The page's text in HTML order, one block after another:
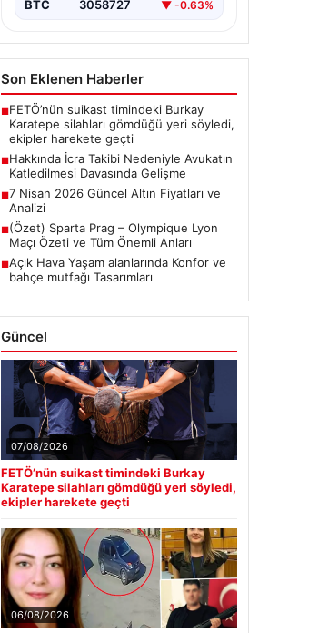
BTC 3058727 ▼ -0.63%
Son Eklenen Haberler
■FETÖ’nün suikast timindeki Burkay
Karatepe silahları gömdüğü yeri söyledi,
ekipler harekete geçti
■Hakkında İcra Takibi Nedeniyle Avukatın
Katledilmesi Davasında Gelişme
■7 Nisan 2026 Güncel Altın Fiyatları ve
Analizi
■(Özet) Sparta Prag – Olympique Lyon
Maçı Özeti ve Tüm Önemli Anları
■Açık Hava Yaşam alanlarında Konfor ve
bahçe mutfağı Tasarımları
Güncel
07/08/2026
FETÖ’nün suikast timindeki Burkay
Karatepe silahları gömdüğü yeri söyledi,
ekipler harekete geçti
06/08/2026